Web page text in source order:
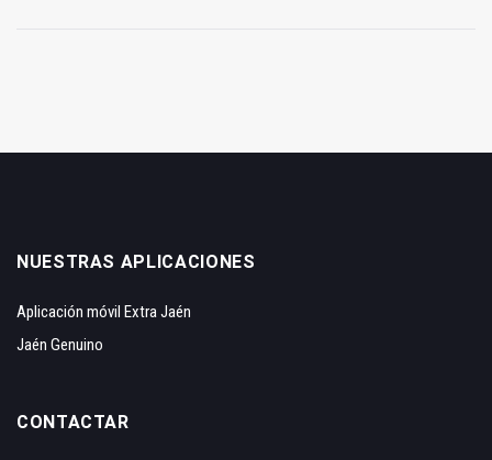
NUESTRAS APLICACIONES
Aplicación móvil Extra Jaén
Jaén Genuino
CONTACTAR